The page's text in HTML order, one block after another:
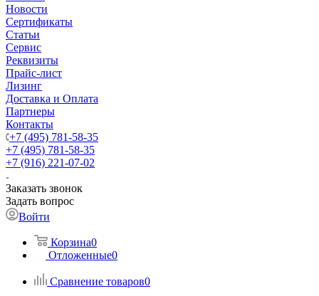
Новости
Сертификаты
Статьи
Сервис
Реквизиты
Прайс-лист
Лизинг
Доставка и Оплата
Партнеры
Контакты
+7 (495) 781-58-35
+7 (495) 781-58-35
+7 (916) 221-07-02
Заказать звонок
Задать вопрос
Войти
Корзина0
Отложенные0
Сравнение товаров0